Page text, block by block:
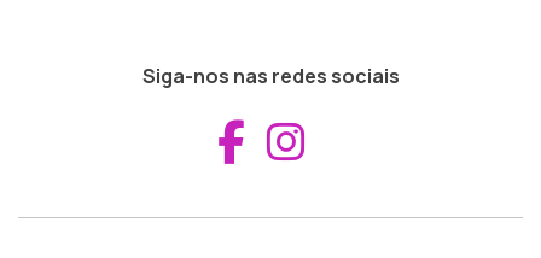
Siga-nos nas redes sociais
Aceder ao